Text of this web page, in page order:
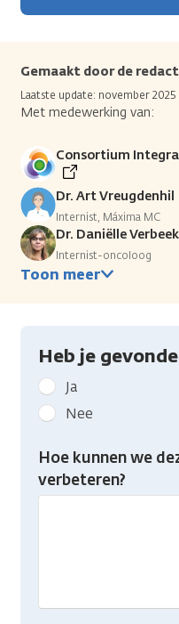
Gemaakt door de
Laatste update: november 2025
Met medewerking van:
Consortium
Dr. Art Vreugdenhil
Internist, Máxima MC
Dr. Daniëlle Verbeek
Internist-oncoloog
Toon meer
Heb je
Geef
kanker.nl
feedback:
Heb
gevonden
Ja
Nee
Hoe kunnen we
verbeteren?